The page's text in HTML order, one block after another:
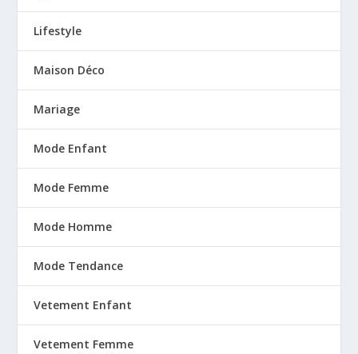
Lifestyle
Maison Déco
Mariage
Mode Enfant
Mode Femme
Mode Homme
Mode Tendance
Vetement Enfant
Vetement Femme